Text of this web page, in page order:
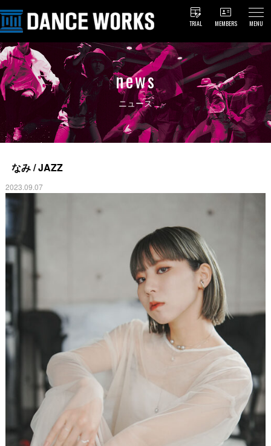
TRIAL MEMBERS MENU
news
ニュース
なみ / JAZZ
2023.09.07